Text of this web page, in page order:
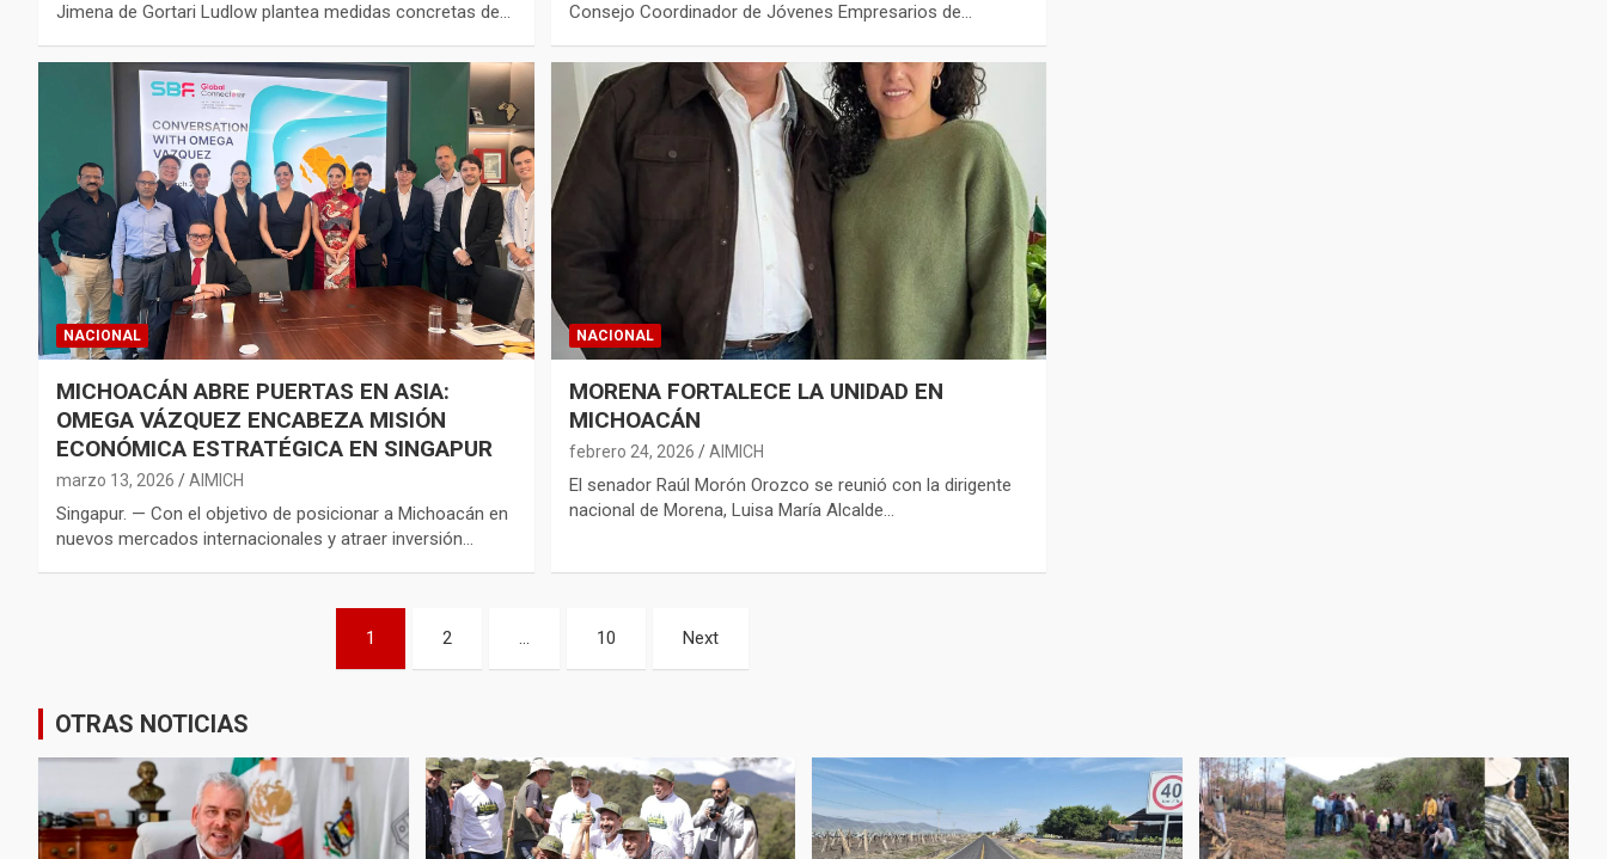
Jimena de Gortari Ludlow plantea medidas concretas de…
Consejo Coordinador de Jóvenes Empresarios de…
NACIONAL
MICHOACÁN ABRE PUERTAS EN ASIA:
OMEGA VÁZQUEZ ENCABEZA MISIÓN
ECONÓMICA ESTRATÉGICA EN SINGAPUR
marzo 13, 2026 AIMICH
Singapur. — Con el objetivo de posicionar a Michoacán en
nuevos mercados internacionales y atraer inversión…
NACIONAL
MORENA FORTALECE LA UNIDAD EN
MICHOACÁN
febrero 24, 2026 AIMICH
El senador Raúl Morón Orozco se reunió con la dirigente
nacional de Morena, Luisa María Alcalde…
entradas
1 2 … 10 Next
OTRAS NOTICIAS